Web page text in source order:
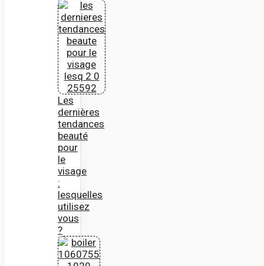
Les
dernières
tendances
beauté
pour
le
visage
:
lesquelles
utilisez
vous
?